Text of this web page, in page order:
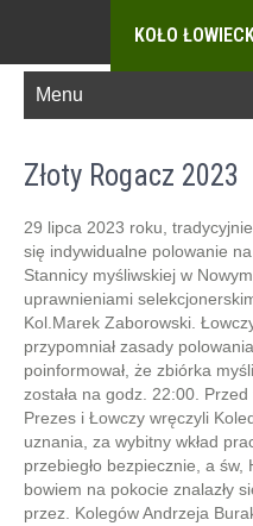
KOŁO
Menu
Złoty Rogacz 2023
29 lipca 2023 roku,
się indywidualne polowanie
Stannicy myśliwskiej w
uprawnieniami
Kol.Marek Zaborowski.
przypomniał zasady
poinformował, że zbiórka
została na godz. 22:00.
Prezes i Łowczy wręczyli
uznania, za wybitny wkład
przebiegło bezpiecznie, a św,
bowiem na pokocie znalazły
przez. Kolegów Andrzeja